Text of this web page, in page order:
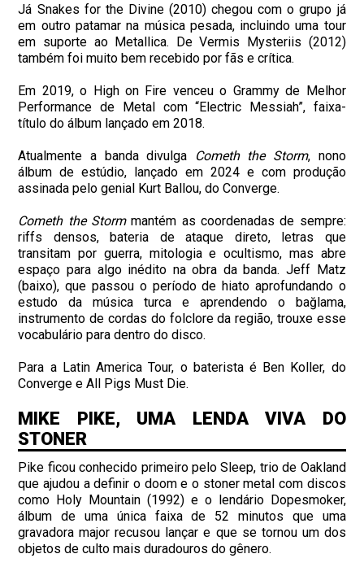
Já Snakes for the Divine (2010) chegou com o grupo já
em outro patamar na música pesada, incluindo uma tour
em suporte ao Metallica. De Vermis Mysteriis (2012)
também foi muito bem recebido por fãs e crítica.
Em 2019, o High on Fire venceu o Grammy de Melhor
Performance de Metal com “Electric Messiah”, faixa-
título do álbum lançado em 2018.
Atualmente a banda divulga Cometh the Storm, nono
álbum de estúdio, lançado em 2024 e com produção
assinada pelo genial Kurt Ballou, do Converge.
Cometh the Stormmantém as coordenadas de sempre:
riffs densos, bateria de ataque direto, letras que
transitam por guerra, mitologia e ocultismo, mas abre
espaço para algo inédito na obra da banda. Jeff Matz
(baixo), que passou o período de hiato aprofundando o
estudo da música turca e aprendendo o bağlama,
instrumento de cordas do folclore da região, trouxe esse
vocabulário para dentro do disco.
Para a Latin America Tour, o baterista é Ben Koller, do
Converge e All Pigs Must Die.
MIKE PIKE, UMA LENDA VIVA DO
STONER
Pike ficou conhecido primeiro pelo Sleep, trio de Oakland
que ajudou a definir o doom e o stoner metal com discos
como Holy Mountain (1992) e o lendário Dopesmoker,
álbum de uma única faixa de 52 minutos que uma
gravadora major recusou lançar e que se tornou um dos
objetos de culto mais duradouros do gênero.